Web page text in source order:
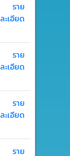
ราย
ละเอียด
ราย
ละเอียด
ราย
ละเอียด
ราย